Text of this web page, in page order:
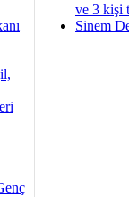
ve 3 kişi
Sinem